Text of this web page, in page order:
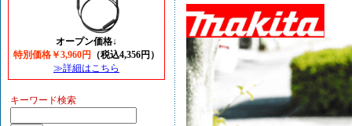
オープン価格↓
特別価格￥3,960円
（税込4,356円）
≫詳細はこちら
キーワード検索